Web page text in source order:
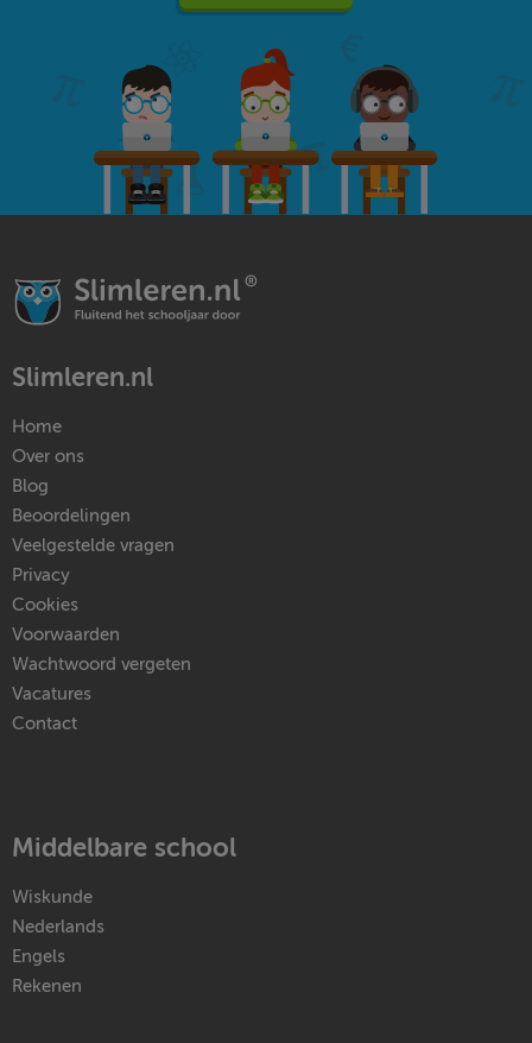
Slimleren.nl
Home
Over ons
Blog
Beoordelingen
Veelgestelde vragen
Privacy
Cookies
Voorwaarden
Wachtwoord vergeten
Vacatures
Contact
Middelbare school
Wiskunde
Nederlands
Engels
Rekenen